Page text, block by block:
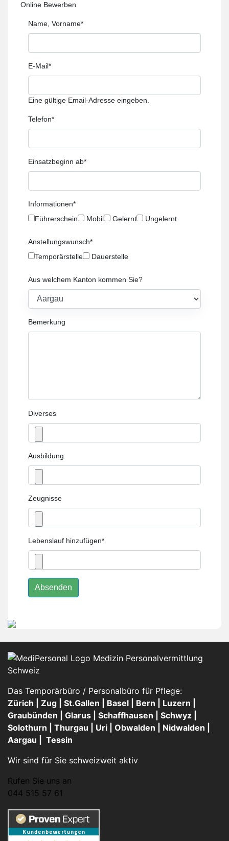
Online Bewerben
Name, Vorname*
E-Mail*
Eine gültige Email-Adresse eingeben.
Telefon*
Einsatzbeginn ab*
Informationen*
Führerschein
Mobil Gelernt Ungelernt
Anstellungswunsch*
Temporärstelle
Dauerstelle
Aus welchem Kanton kommen Sie?
Bemerkung
Diverses
Ausbildung
Zeugnisse
Lebenslauf hinzufügen*
Absenden
Das Temporärbüro / Personalbüro für Pflege:
Zürich | Zug | St.Gallen | Basel | Bern | Luzern |
Graubünden | Glarus | Schaffhausen | Schwyz |
Solothurn | Thurgau | Uri | Obwalden | Nidwalden |
Aargau | Tessin
Wir sind für Sie schweizweit aktiv
Rufen Sie uns an
044 515 57 61